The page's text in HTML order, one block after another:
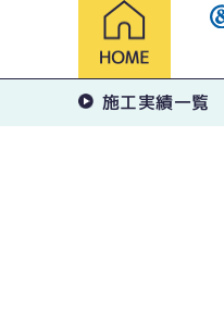
施工実績一覧